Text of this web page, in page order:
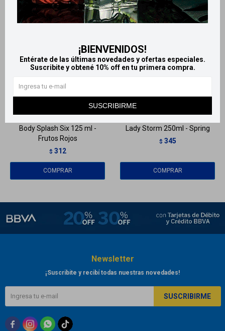
¡BIENVENIDOS!
Entérate de las últimas novedades y ofertas especiales.
Suscribite y obtené 10% off en tu primera compra.
SUSCRIBIRME
LlegaHOY
Body Splash Six 125 ml -
Frutos Rojos
$ 312
Lady Storm 250ml - Spring
$ 345
Newsletter
¡Suscribite y recibí todas nuestras novedades!
SUSCRIBIRME
  